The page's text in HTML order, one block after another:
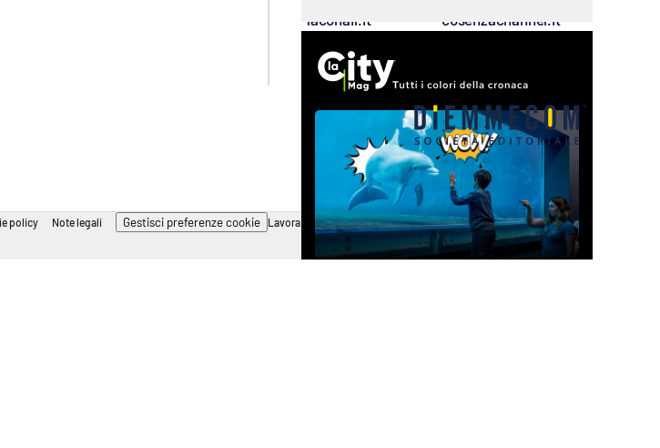
laconair.it
cosenzachannel.it
policy Note legali Gestisci preferenze cookie Lavora con noi